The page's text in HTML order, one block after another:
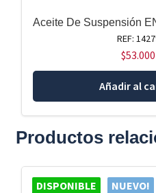
Aceite De Suspensión
REF:
$53.000
Añadir al
Productos
DISPONIBLE NUEVO!